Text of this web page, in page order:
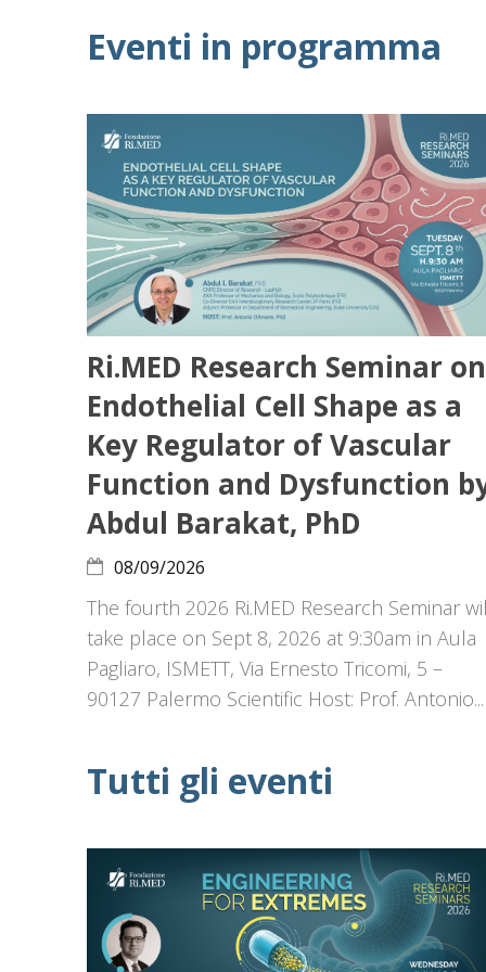
Eventi in programma
Ri.MED Research Seminar on
Endothelial Cell Shape as a
Key Regulator of Vascular
Function and Dysfunction
Abdul Barakat, PhD
08/09/2026
The fourth 2026 Ri.MED Research Seminar
take place on Sept 8, 2026 at 9:30am in Aula
Pagliaro, ISMETT, Via Ernesto Tricomi, 5 –
90127 Palermo Scientific Host: Prof. Antonio...
Tutti gli eventi